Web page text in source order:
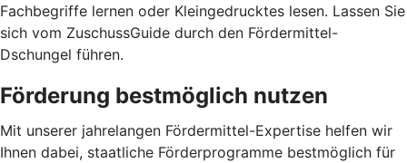
Fachbegriffe lernen oder Kleingedrucktes lesen. Lassen Sie
sich vom ZuschussGuide durch den Fördermittel-
Dschungel führen.
Förderung bestmöglich nutzen
Mit unserer jahrelangen Fördermittel-Expertise helfen wir
Ihnen dabei, staatliche Förderprogramme bestmöglich für